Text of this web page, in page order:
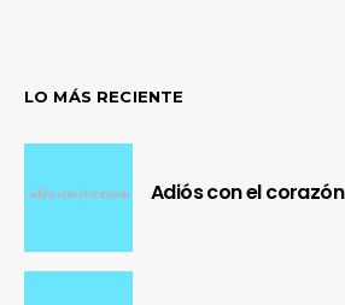
LO MÁS RECIENTE
Adiós con el corazón